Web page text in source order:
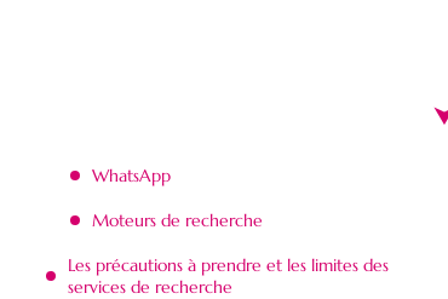
WhatsApp
Moteurs de recherche
Les précautions à prendre et les limites des
services de recherche